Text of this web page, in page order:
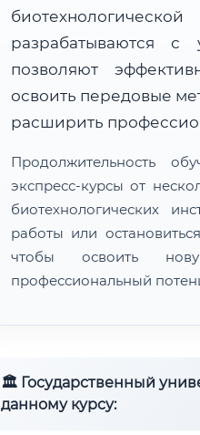
разрабатываются
позволяют
освоить передовые
расширить
Продолжительность
экспресс-курсы от
биотехнологических
работы или
чтобы освоить
профессиональный
🏛 Государственный
данному курсу: